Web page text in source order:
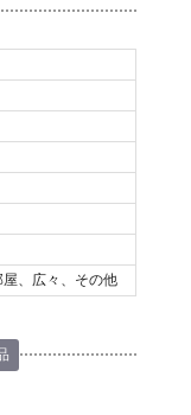
、広々、その他